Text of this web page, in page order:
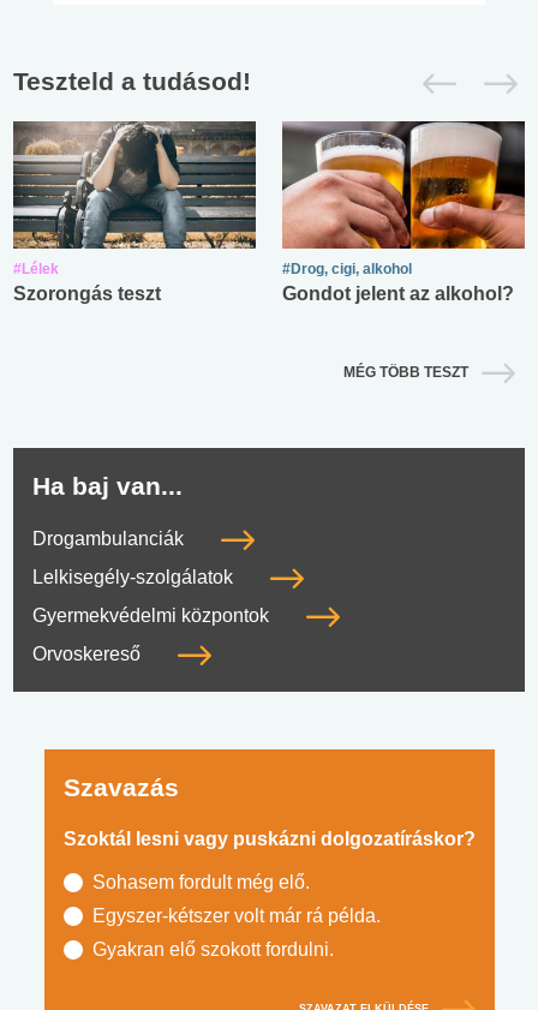
Teszteld a tudásod!
#Lélek
Szorongás teszt
#Drog, cigi, alkohol
Gondot jelent az alkohol?
MÉG TÖBB TESZT
Ha baj van...
Drogambulanciák
Lelkisegély-szolgálatok
Gyermekvédelmi központok
Orvoskereső
Szavazás
Szoktál lesni vagy puskázni dolgozatíráskor?
Sohasem fordult még elő.
Egyszer-kétszer volt már rá példa.
Gyakran elő szokott fordulni.